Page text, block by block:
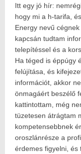
Itt egy jó hír:
hogy mi a h-tarifa,
Energy nevű
kapcsán tudtam
telepítéssel és a
Ha téged is éppúgy
felújítása, és
információt, akkor
önmagáért beszélő
kattintottam, még
tüzetesen átrágtam
kompetensebbnek
oroszlánrésze a
érdemes figyelni, és